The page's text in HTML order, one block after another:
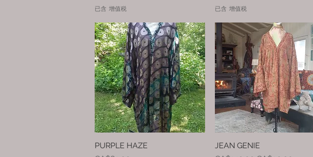
已含 增值税 已含 增值税
快速瀏覽
PURPLE HAZE
快速瀏覽
JEAN GENIE